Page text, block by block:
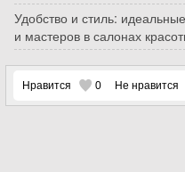
Удобство и стиль:
и мастеров в салонах
Нравится 0 Не нравится